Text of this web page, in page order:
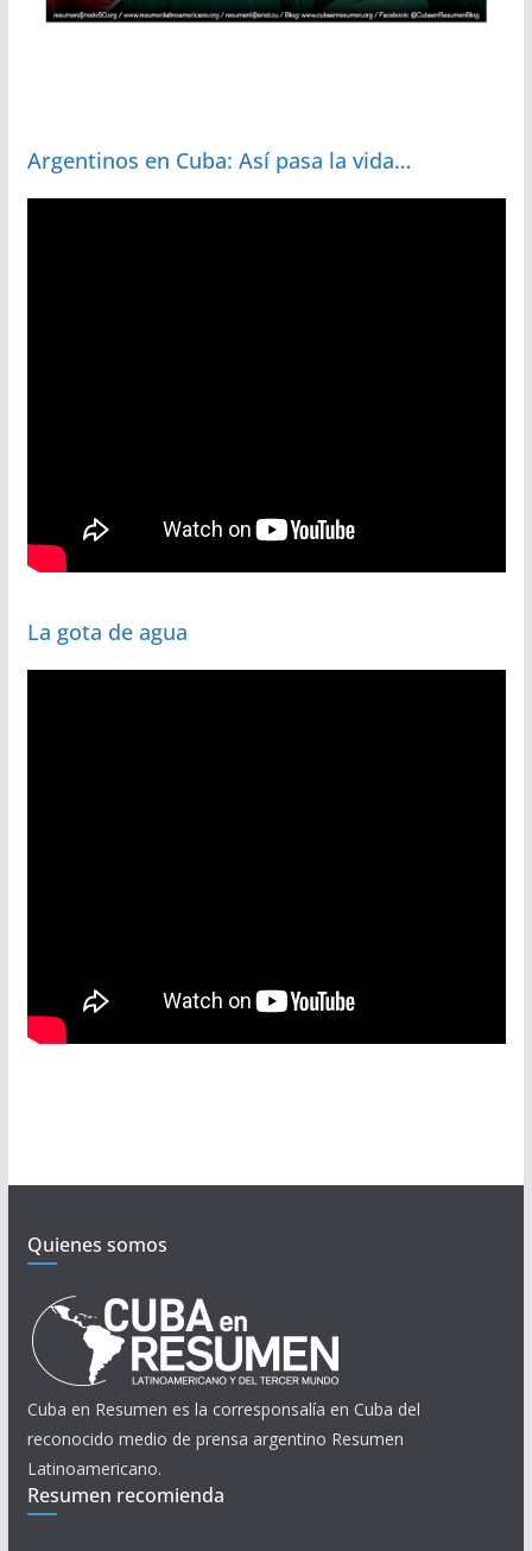
Argentinos en Cuba: Así pasa la vida…
La gota de agua
Quienes somos
Cuba en Resumen es la corresponsalía en Cuba del
reconocido medio de prensa argentino Resumen
Latinoamericano.
Resumen recomienda